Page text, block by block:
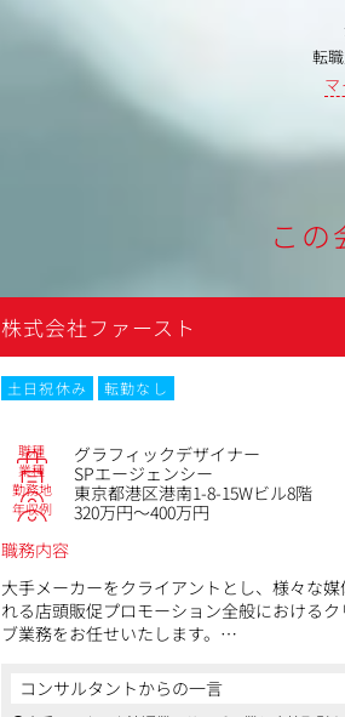
転
こ
株式会社ファースト
土日祝休み
転勤なし
職種 グラフィックデザイナー
業種 SPエージェンシー
勤務地 東京都港区港南1-8-15Wビル8階
年収例
320万円～400万円
職務内容
大手メーカーをクライアントとし、様々な媒
れる店頭販促プロモーション全般におけるク
ブ業務をお任せいたします。
■業務内容：
・店頭販促ツール（平面/立体）の制作やノベ
コンサルタントからの一言